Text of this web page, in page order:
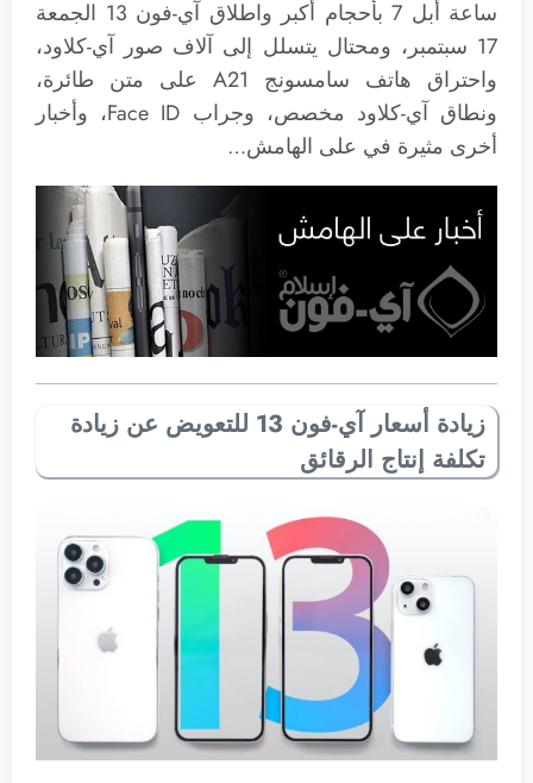
ساعة أبل 7 بأحجام أكبر واطلاق آي-فون 13 الجمعة
17 سبتمبر، ومحتال يتسلل إلى آلاف صور آي-كلاود،
واحتراق هاتف سامسونج A21 على متن طائرة،
ونطاق آي-كلاود مخصص، وجراب Face ID، وأخبار
أخرى مثيرة في على الهامش…
زيادة أسعار آي-فون 13 للتعويض عن زيادة
تكلفة إنتاج الرقائق